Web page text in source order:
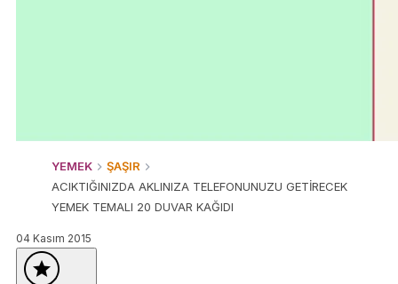
YEMEK
ŞAŞIR
ACIKTIĞINIZDA AKLINIZA TELEFONUNUZU GETİRECEK
YEMEK TEMALI 20 DUVAR KAĞIDI
04 Kasım 2015